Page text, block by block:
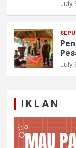
July
July
I K L A N